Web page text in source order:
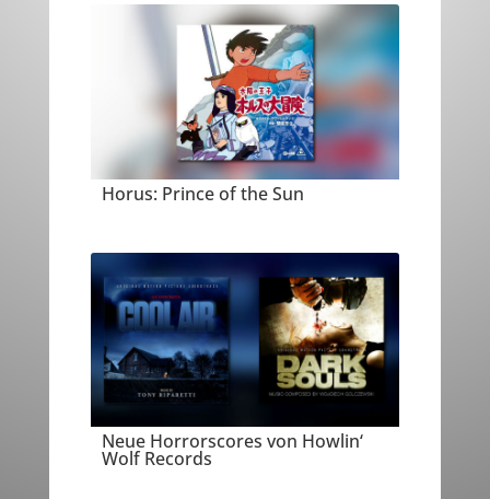
Horus: Prince of the Sun
Neue Horrorscores von Howlin‘
Wolf Records